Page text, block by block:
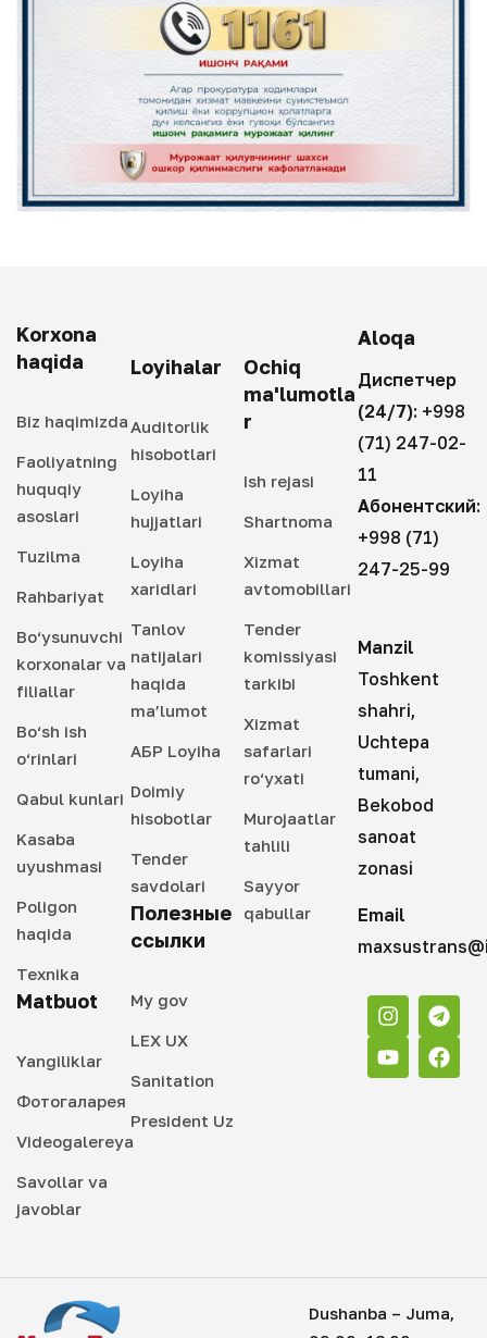
Korxona
haqida
Biz haqimizda
Faoliyatning
huquqiy
asoslari
Tuzilma
Rahbariyat
Bo‘ysunuvchi
korxonalar va
filiallar
Bo‘sh ish
o‘rinlari
Qabul kunlari
Kasaba
uyushmasi
Poligon
haqida
Texnika
Matbuot
Yangiliklar
Фотогаларея
Videogalereya
Savollar va
javoblar
Loyihalar
Auditorlik
hisobotlari
Loyiha
hujjatlari
Loyiha
xaridlari
Tanlov
natijalari
haqida
ma’lumot
АБР Loyiha
Doimiy
hisobotlar
Tender
savdolari
Полезные
ссылки
My gov
LEX UX
Sanitation
President Uz
Ochiq
ma'lumotla
r
Ish rejasi
Shartnoma
Xizmat
avtomobillari
Tender
komissiyasi
tarkibi
Xizmat
safarlari
ro‘yxati
Murojaatlar
tahlili
Sayyor
qabullar
Aloqa
Диспетчер
(24/7): +998
(71) 247-02-
11
Абонентский:
+998 (71)
247-25-99
Manzil
Toshkent
shahri,
Uchtepa
tumani,
Bekobod
sanoat
zonasi
Email
Dushanba – Juma,